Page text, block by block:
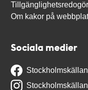
Om kakor på
Sociala medier